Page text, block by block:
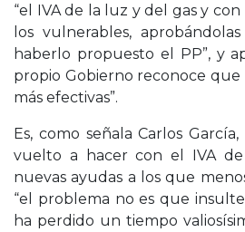
“el IVA de la luz y del gas y
los vulnerables,
haberlo propuesto el PP”, y
propio Gobierno reconoce que
más efectivas”.
Es, como señala Carlos
vuelto a hacer con el IVA
nuevas ayudas a los que
“el problema no es que
ha perdido un tiempo